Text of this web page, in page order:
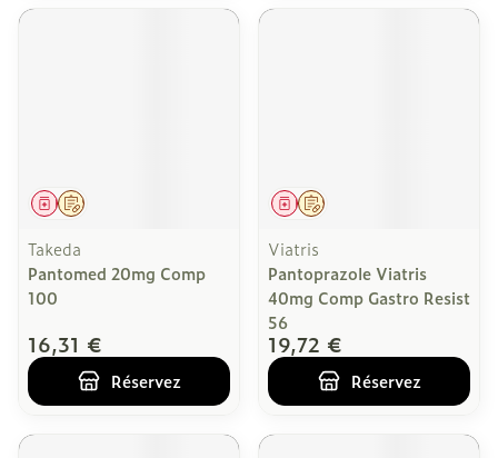
Sur prescription
Médicament
Takeda
Pantomed 20mg Comp
100
16,31 €
Réservez
Sur prescription
Médicament
Viatris
Pantoprazole Viatris
40mg Comp Gastro Resist
56
19,72 €
Réservez